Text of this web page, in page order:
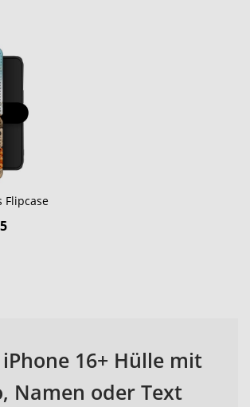
Flipcase
16+ Hülle mit
Namen oder Text